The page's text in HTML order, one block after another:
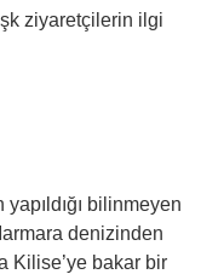
ziyaretçilerin ilgi
bilinmeyen
denizinden
Kilise’ye bakar bir